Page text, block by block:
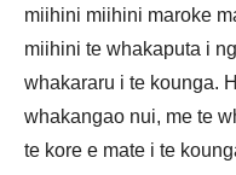
miihini miihini maroke
miihini te whakaputa i
whakararu i te kounga.
whakangao nui, me te
te kore e mate i te